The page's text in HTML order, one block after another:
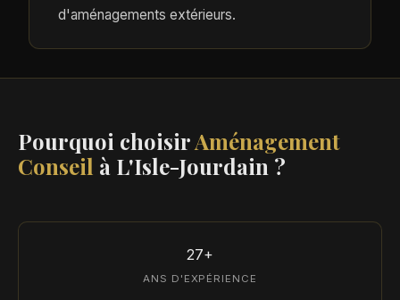
d'aménagements extérieurs.
Pourquoi choisirAménagement
Conseil à L'Isle-Jourdain ?
27+
ANS D'EXPÉRIENCE